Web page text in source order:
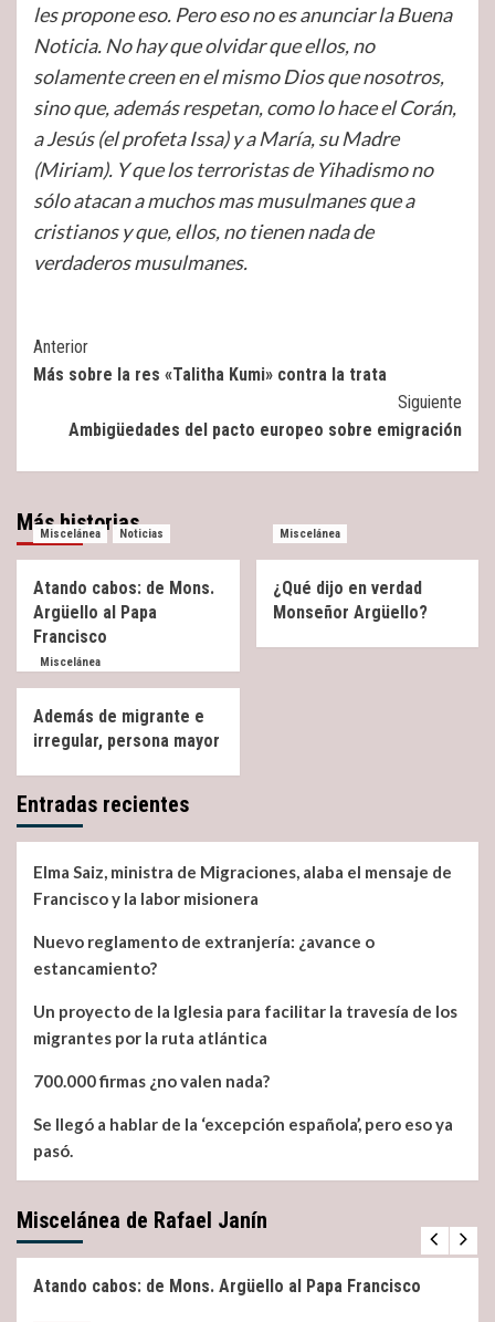
les propone eso. Pero eso no es anunciar la Buena
Noticia. No hay que olvidar que ellos, no
solamente creen en el mismo Dios que nosotros,
sino que, además respetan, como lo hace el Corán,
a Jesús (el profeta Issa) y a María, su Madre
(Miriam). Y que los terroristas de Yihadismo no
sólo atacan a muchos mas musulmanes que a
cristianos y que, ellos, no tienen nada de
verdaderos musulmanes.
Post
Navigation
Anterior
Más sobre la res «Talitha Kumi» contra la trata
Siguiente
Ambigüedades del pacto europeo sobre emigración
Más historias
Miscelánea Noticias
Atando cabos: de Mons.
Argüello al Papa
Francisco
Miscelánea
¿Qué dijo en verdad
Monseñor Argüello?
Miscelánea
Además de migrante e
irregular, persona mayor
Entradas recientes
Elma Saiz, ministra de Migraciones, alaba el mensaje de
Francisco y la labor misionera
Nuevo reglamento de extranjería: ¿avance o
estancamiento?
Un proyecto de la Iglesia para facilitar la travesía de los
migrantes por la ruta atlántica
700.000 firmas ¿no valen nada?
Se llegó a hablar de la ‘excepción española’, pero eso ya
pasó.
Miscelánea de Rafael Janín
Miscelánea Noticias
Atando cabos: de Mons. Argüello al Papa Francisco